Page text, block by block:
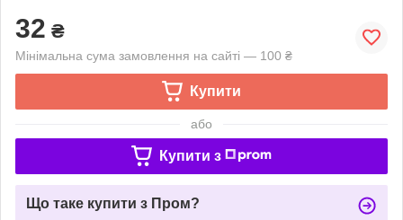
32 ₴
Мінімальна сума замовлення на сайті — 100 ₴
Купити
або
Купити з
Що таке купити з Пром?